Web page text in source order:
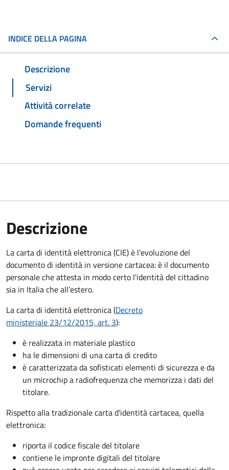
INDICE DELLA PAGINA
Descrizione
Servizi
Attività correlate
Domande frequenti
Descrizione
La carta di identità elettronica (CIE) è l'evoluzione del
documento di identità in versione cartacea: è il documento
personale che attesta in modo certo l'identità del cittadino
sia in Italia che all’estero.
La carta di identità elettronica (Decreto
ministeriale 23/12/2015, art. 3):
è realizzata in materiale plastico
ha le dimensioni di una carta di credito
è caratterizzata da sofisticati elementi di sicurezza e da
un microchip a radiofrequenza che memorizza i dati del
titolare.
Rispetto alla tradizionale carta d'identità cartacea, quella
elettronica:
riporta il codice fiscale del titolare
contiene le impronte digitali del titolare